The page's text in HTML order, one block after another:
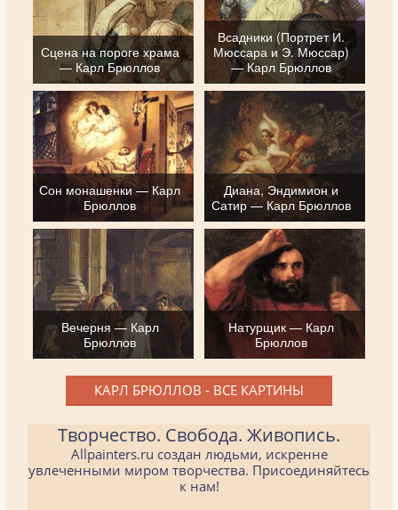
Сцена на пороге храма
— Карл Брюллов
Всадники (Портрет И.
Мюссара и Э. Мюссар)
— Карл Брюллов
Сон монашенки — Карл
Брюллов
Диана, Эндимион и
Сатир — Карл Брюллов
Вечерня — Карл
Брюллов
Натурщик — Карл
Брюллов
КАРЛ БРЮЛЛОВ - ВСЕ КАРТИНЫ
Творчество. Свобода. Живопись.
Allpainters.ru создан людьми, искренне
увлеченными миром творчества. Присоединяйтесь
к нам!